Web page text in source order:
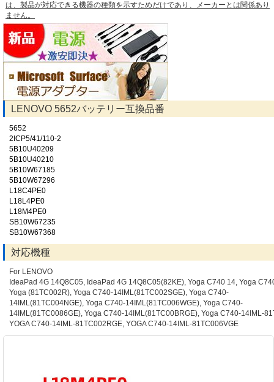
は、製品が対応できる機器の種類を示すためだけであり、メーカーとは関係あり
ません。
LENOVO 5652バッテリー互換品番
5652
2ICP5/41/110-2
5B10U40209
5B10U40210
5B10W67185
5B10W67296
L18C4PE0
L18L4PE0
L18M4PE0
SB10W67235
SB10W67368
対応機種
For LENOVO
IdeaPad 4G 14Q8C05, IdeaPad 4G 14Q8C05(82KE), Yoga C740 14, Yoga
Yoga (81TC002R), Yoga C740-14IML(81TC002SGE), Yoga C740-
14IML(81TC004NGE), Yoga C740-14IML(81TC006WGE), Yoga C740-
14IML(81TC0086GE), Yoga C740-14IML(81TC00BRGE), Yoga C740-14IML-
YOGA C740-14IML-81TC002RGE, YOGA C740-14IML-81TC006VGE